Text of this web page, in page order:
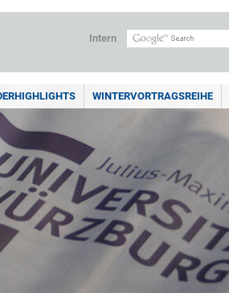
Intern
WINTERVORTRAGSREIHE